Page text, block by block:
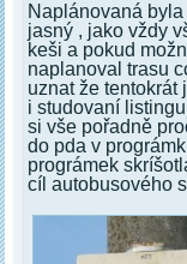
Naplánovaná
jasný , jako vždy
keši a pokud
naplanoval trasu
uznat že tentokrát
i studovaní
si vše pořadně
do pda v
prográmek
cíl autobusového